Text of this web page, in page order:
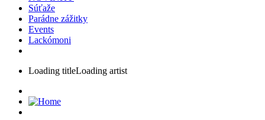
Súťaže
Parádne zážitky
Events
Lackómoni
Loading titleLoading artist